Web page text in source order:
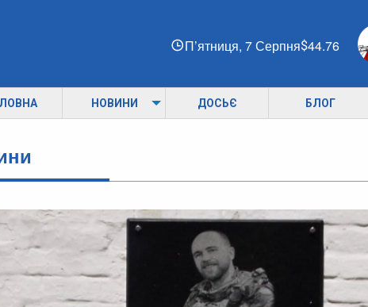
П’ятниця, 7 Серпня 44.76
НОВИНИ ДОСЬЄ БЛОГ